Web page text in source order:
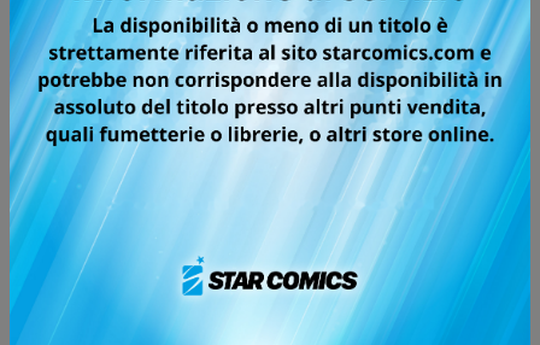
DA SHONEN JUMP+ ARRIVA UN
ESPLOSIVO MIX DI AZIONE,
COMICITÀ E ROMANTICISMO!
Gero è il successore designato di una famiglia di sicari
“avvelenatori” tra le più eminenti del mondo della
malavita, allevato sin da bambino per perfezionare
tutte le tecniche di assassinio che gli sono state
tramandate. Coinvolto in affari loschi e
completamente impacciato con le ragazze, è convinto
che il matrimonio per lui sia fuori discussione. Se non
riuscirà a generare un erede, però, questo compito